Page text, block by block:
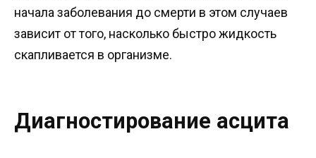
начала заболевания до смерти в этом случаев
зависит от того, насколько быстро жидкость
скапливается в организме.
Диагностирование асцита